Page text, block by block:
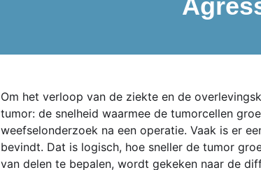
Om het verloop van de ziekte en de
tumor: de snelheid waarmee de tumorcellen
weefselonderzoek na een operatie. Vaak is er
bevindt. Dat is logisch, hoe sneller de tumor
van delen te bepalen, wordt gekeken naar de